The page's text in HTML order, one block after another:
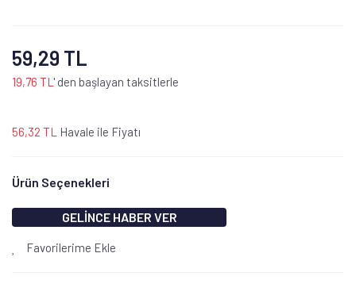
59,29 TL
19,76 TL ' den başlayan taksitlerle
56,32 TL Havale ile Fiyatı
Ürün Seçenekleri
GELİNCE HABER VER
Favorilerime Ekle